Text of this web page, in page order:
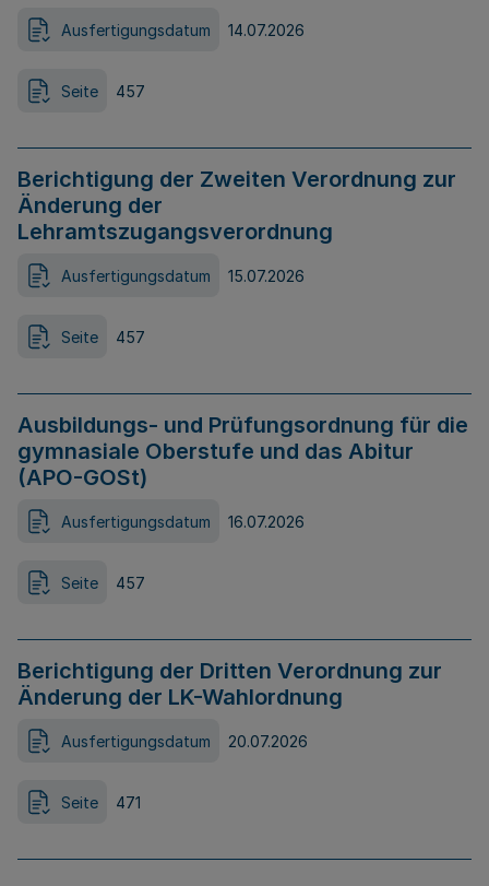
Ausfertigungsdatum 14.07.2026
Seite 457
Berichtigung der Zweiten Verordnung zur
Änderung der
Lehramtszugangsverordnung
Ausfertigungsdatum 15.07.2026
Seite 457
Ausbildungs- und Prüfungsordnung für die
gymnasiale Oberstufe und das Abitur
(APO-GOSt)
Ausfertigungsdatum 16.07.2026
Seite 457
Berichtigung der Dritten Verordnung zur
Änderung der LK-Wahlordnung
Ausfertigungsdatum 20.07.2026
Seite 471